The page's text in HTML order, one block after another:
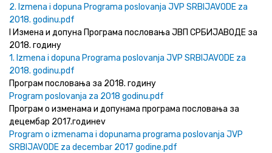
2. Izmena i dopuna Programa poslovanja JVP SRBIJAVODE za
2018. godinu.pdf
I Измена и допуна Програма пословања ЈВП СРБИЈАВОДЕ за
2018. годину
1. Izmena i dopuna Programa poslovanja JVP SRBIJAVODE za
2018. godinu.pdf
Програм пословања за 2018. годину
Program poslovanja za 2018 godinu.pdf
Програм о изменама и допунама програма пословања за
децембар 2017.годинеv
Program o izmenama i dopunama programa poslovanja JVP
SRBIJAVODE za decembar 2017 godine.pdf